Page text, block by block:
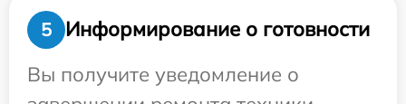
5
Информирование о готовности
Вы получите уведомление о